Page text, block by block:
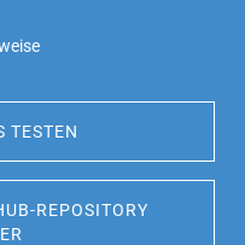
TESTEN
REPOSITORY